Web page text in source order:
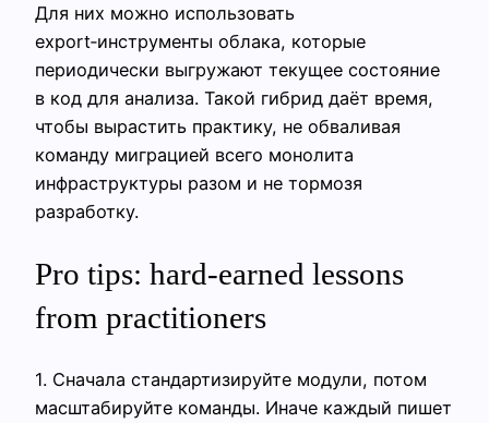
Для них можно использовать
export‑инструменты облака, которые
периодически выгружают текущее состояние
в код для анализа. Такой гибрид даёт время,
чтобы вырастить практику, не обваливая
команду миграцией всего монолита
инфраструктуры разом и не тормозя
разработку.
Pro tips: hard-earned lessons
from practitioners
1. Сначала стандартизируйте модули, потом
масштабируйте команды. Иначе каждый пишет